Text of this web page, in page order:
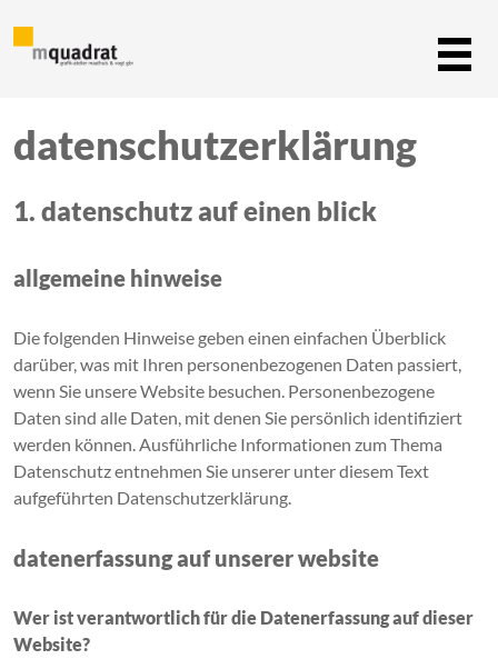
datenschutzerklärung
1. datenschutz auf einen blick
allgemeine hinweise
Die folgenden Hinweise geben einen einfachen Überblick
darüber, was mit Ihren personenbezogenen Daten passiert,
wenn Sie unsere Website besuchen. Personenbezogene
Daten sind alle Daten, mit denen Sie persönlich identifiziert
werden können. Ausführliche Informationen zum Thema
Datenschutz entnehmen Sie unserer unter diesem Text
aufgeführten Datenschutzerklärung.
datenerfassung auf unserer website
Wer ist verantwortlich für die Datenerfassung auf dieser
Website?